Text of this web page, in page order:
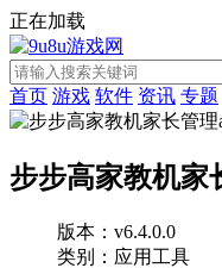
正在加载
首页 游戏 软件 资讯 专题
步步高家教机家
版本：v6.4.0.0
类别：应用工具